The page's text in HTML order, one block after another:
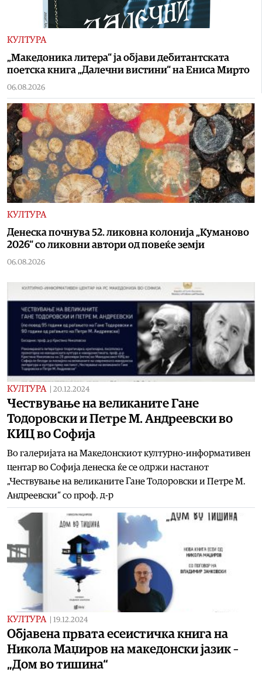
КУЛТУРА
„Македоника литера“ ја објави дебитантската
поетска книга „Далечни вистини“ на Ениса Мирто
06.08.2026
КУЛТУРА
Денеска почнува 52. ликовна колонија „Куманово
2026“ со ликовни автори од повеќе земји
06.08.2026
КУЛТУРА 20.12.2024
Чествување на великаните Гане
Тодоровски и Петре М. Андреевски во
КИЦ во Софија
Во галеријата на Македонскиот културно-информативен
центар во Софија денеска ќе се одржи настанот
„Чествување на великаните Гане Тодоровски и Петре М.
Андреевски“ со проф. д-р
КУЛТУРА 19.12.2024
Oбјавeна првата есеистичка книга на
Никола Маџиров на македонски јазик –
„Дом во тишина“